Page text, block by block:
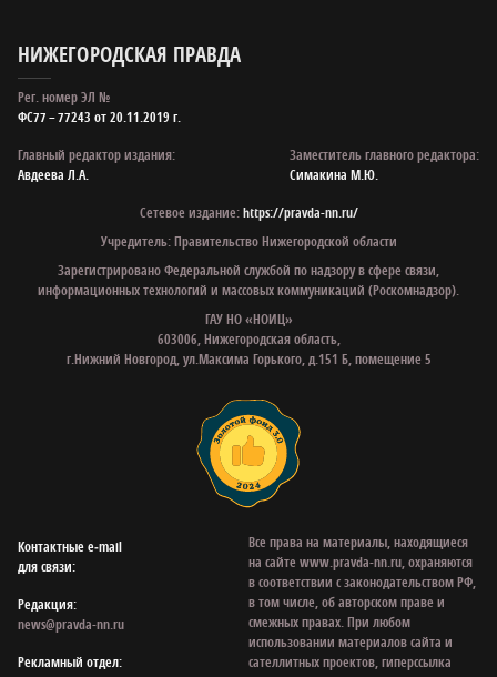
НИЖЕГОРОДСКАЯ ПРАВДА
Рег. номер ЭЛ №
ФС77 – 77243 от 20.11.2019 г.
Главный редактор издания:
Авдеева Л.А.
Заместитель главного редактора:
Симакина М.Ю.
Сетевое издание:https://pravda-nn.ru/
Учредитель: Правительство Нижегородской области
Зарегистрировано Федеральной службой по надзору в сфере связи,
информационных технологий и массовых коммуникаций (Роскомнадзор).
ГАУ НО «НОИЦ»
603006, Нижегородская область,
г.Нижний Новгород, ул.Максима Горького, д.151 Б, помещение 5
Контактные e‑mail
для связи:
Редакция:
news@pravda-nn.ru
Рекламный отдел:
Все права на материалы, находящиеся
на сайте www.pravda-nn.ru, охраняются
в соответствии с законодательством РФ,
в том числе, об авторском праве и
смежных правах. При любом
использовании материалов сайта и
сателлитных проектов, гиперссылка